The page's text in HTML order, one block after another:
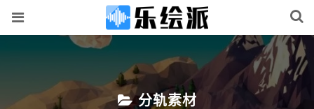
分轨素材